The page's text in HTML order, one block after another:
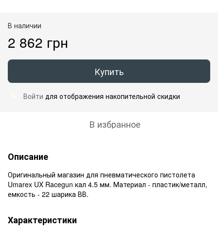
В наличии
2 862 грн
Купить
Войти для отображения накопительной скидки
В избранное
Описание
Оригинальный магазин для пневматического пистолета
Umarex UX Racegun кал 4.5 мм. Материал - пластик/металл,
емкость - 22 шарика ВВ.
Характеристики